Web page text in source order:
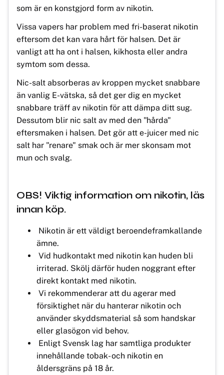
som är en konstgjord form av nikotin.
Vissa vapers har problem med fri-baserat nikotin
eftersom det kan vara hårt för halsen. Det är
vanligt att ha ont i halsen, kikhosta eller andra
symtom som dessa.
Nic-salt absorberas av kroppen mycket snabbare
än vanlig E-vätska, så det ger dig en mycket
snabbare träff av nikotin för att dämpa ditt sug.
Dessutom blir nic salt av med den "hårda"
eftersmaken i halsen. Det gör att e-juicer med nic
salt har "renare" smak och är mer skonsam mot
mun och svalg.
OBS! Viktig information om nikotin, läs
innan köp.
Nikotin är ett väldigt beroendeframkallande
ämne.
Vid hudkontakt med nikotin kan huden bli
irriterad. Skölj därför huden noggrant efter
direkt kontakt med nikotin.
Vi rekommenderar att du agerar med
försiktighet när du hanterar nikotin och
använder skyddsmaterial så som handskar
eller glasögon vid behov.
Enligt Svensk lag har samtliga produkter
innehållande tobak- och nikotin en
åldersgräns på 18 år.